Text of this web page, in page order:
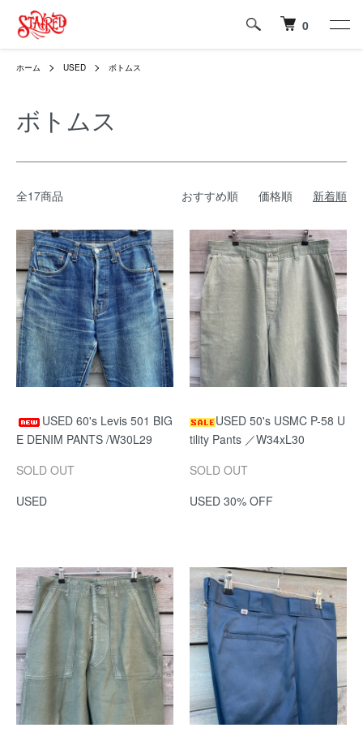
0
ホーム USED ボトムス
ボトムス
全17商品 おすすめ順 価格順 新着順
USED 60's Levis 501 BIG
E DENIM PANTS /W30L29
SOLD OUT
USED
USED 50's USMC P-58 U
tility Pants ／W34xL30
SOLD OUT
USED 30% OFF